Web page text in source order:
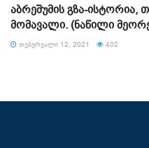
აბრეშუმის გზა-ისტორია,
მომავალი. (ნაწილი
ᲗᲔᲑᲔᲠᲕᲐᲚᲘ 12, 2021 402